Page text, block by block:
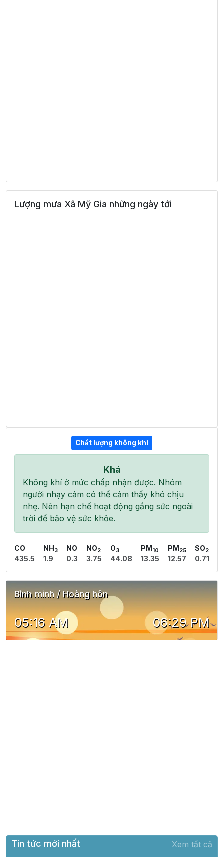
Lượng mưa Xã Mỹ Gia những ngày tới
Chất lượng không khí
Khá
Không khí ở mức chấp nhận được. Nhóm
người nhạy cảm có thể cảm thấy khó chịu
nhẹ. Nên hạn chế hoạt động gắng sức ngoài
trời để bảo vệ sức khỏe.
CO
435.5
NH 3
1.9
NO
0.3
NO2
3.75
O3
44.08
PM 10
13.35
PM 25
12.57
SO2
0.71
Bình minh / Hoàng hôn
05:16 AM 06:29 PM
Tin tức mới nhất Xem tất cả